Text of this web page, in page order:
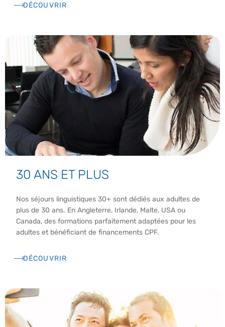
DÉCOUVRIR
30 ANS ET PLUS
Nos séjours linguistiques 30+ sont dédiés aux adultes de
plus de 30 ans. En Angleterre, Irlande, Malte, USA ou
Canada, des formations parfaitement adaptées pour les
adultes et bénéficiant de financements CPF.
DÉCOUVRIR